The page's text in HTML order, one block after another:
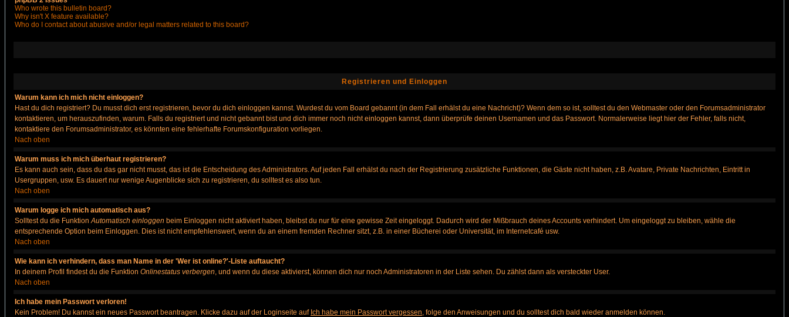
Who wrote this bulletin board?
Why isn't X feature available?
Who do I contact about abusive and/or legal matters related to this board?
Registrieren und Einloggen
Warum kann ich mich nicht einloggen?
Hast du dich registriert? Du musst dich erst registrieren, bevor du dich einloggen kannst. Wurdest du vom Board gebannt (in dem Fall erhälst du eine Nachricht)? Wenn dem so ist, solltest du den Webmaster oder den Forumsadministrator
kontaktieren, um herauszufinden, warum. Falls du registriert und nicht gebannt bist und dich immer noch nicht einloggen kannst, dann überprüfe deinen Usernamen und das Passwort. Normalerweise liegt hier der Fehler, falls nicht,
kontaktiere den Forumsadministrator, es könnten eine fehlerhafte Forumskonfiguration vorliegen.
Nach oben
Warum muss ich mich überhaut registrieren?
Es kann auch sein, dass du das gar nicht musst, das ist die Entscheidung des Administrators. Auf jeden Fall erhälst du nach der Registrierung zusätzliche Funktionen, die Gäste nicht haben, z.B. Avatare, Private Nachrichten, Eintritt in
Usergruppen, usw. Es dauert nur wenige Augenblicke sich zu registrieren, du solltest es also tun.
Nach oben
Warum logge ich mich automatisch aus?
Solltest du die FunktionAutomatisch einloggen beim Einloggen nicht aktiviert haben, bleibst du nur für eine gewisse Zeit eingeloggt. Dadurch wird der Mißbrauch deines Accounts verhindert. Um eingeloggt zu bleiben, wähle die
entsprechende Option beim Einloggen. Dies ist nicht empfehlenswert, wenn du an einem fremden Rechner sitzt, z.B. in einer Bücherei oder Universität, im Internetcafé usw.
Nach oben
Wie kann ich verhindern, dass man Name in der 'Wer ist online?'-Liste auftaucht?
In deinem Profil findest du die Funktion Onlinestatus verbergen, und wenn du diese aktivierst, können dich nur noch Administratoren in der Liste sehen. Du zählst dann als versteckter User.
Nach oben
Ich habe mein Passwort verloren!
Kein Problem! Du kannst ein neues Passwort beantragen. Klicke dazu auf der Loginseite auf Ich habe mein Passwort vergessen, folge den Anweisungen und du solltest dich bald wieder anmelden können.